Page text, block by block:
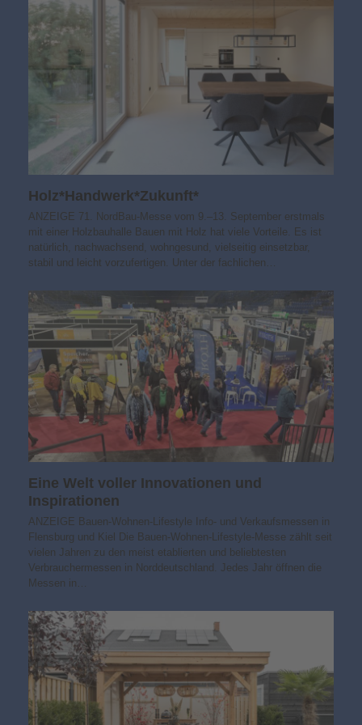
Holz*Handwerk*Zukunft*
ANZEIGE 71. NordBau-Messe vom 9.–13. September erstmals
mit einer Holzbauhalle Bauen mit Holz hat viele Vorteile. Es ist
natürlich, nachwachsend, wohngesund, vielseitig einsetzbar,
stabil und leicht vorzufertigen. Unter der fachlichen…
Eine Welt voller Innovationen und
Inspirationen
ANZEIGE Bauen-Wohnen-Lifestyle Info- und Verkaufsmessen in
Flensburg und Kiel Die Bauen-Wohnen-Lifestyle-Messe zählt seit
vielen Jahren zu den meist etablierten und beliebtesten
Verbrauchermessen in Norddeutschland. Jedes Jahr öffnen die
Messen in…